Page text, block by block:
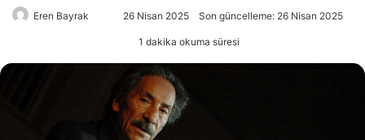
Eren Bayrak
göndermek
26 Nisan 2025 Son güncelleme: 26 Nisan 2025
1 dakika okuma süresi